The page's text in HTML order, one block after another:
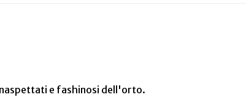
e fashinosi dell'orto.